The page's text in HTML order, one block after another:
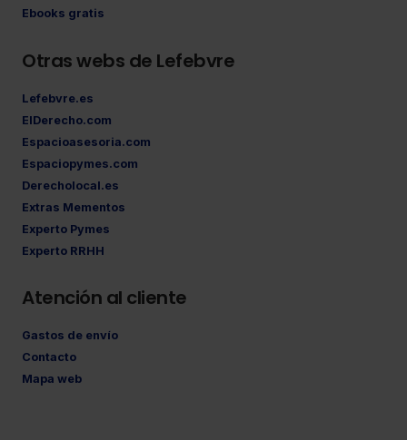
Ebooks gratis
Otras webs de Lefebvre
Lefebvre.es
ElDerecho.com
Espacioasesoria.com
Espaciopymes.com
Derecholocal.es
Extras Mementos
Experto Pymes
Experto RRHH
Atención al cliente
Gastos de envío
Contacto
Mapa web